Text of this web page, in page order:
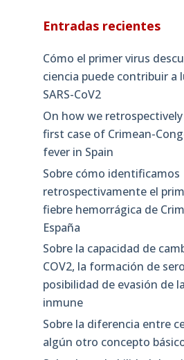
Entradas recientes
Cómo el primer virus
ciencia puede contribuir a
SARS-CoV2
On how we
first case of Crimean-
fever in Spain
Sobre cómo identificamos
retrospectivamente el
fiebre hemorrágica de
España
Sobre la capacidad de
COV2, la formación de
posibilidad de evasión de
inmune
Sobre la diferencia entre
algún otro concepto